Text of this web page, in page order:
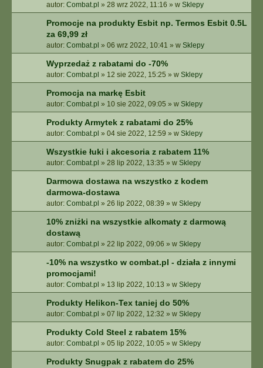
autor: Combat.pl » 28 wrz 2022, 11:16 » w Sklepy
Promocje na produkty Esbit np. Termos Esbit 0.5L
za 69,99 zł
autor: Combat.pl » 06 wrz 2022, 10:41 » w Sklepy
Wyprzedaż z rabatami do -70%
autor: Combat.pl » 12 sie 2022, 15:25 » w Sklepy
Promocja na markę Esbit
autor: Combat.pl » 10 sie 2022, 09:05 » w Sklepy
Produkty Armytek z rabatami do 25%
autor: Combat.pl » 04 sie 2022, 12:59 » w Sklepy
Wszystkie łuki i akcesoria z rabatem 11%
autor: Combat.pl » 28 lip 2022, 13:35 » w Sklepy
Darmowa dostawa na wszystko z kodem
darmowa-dostawa
autor: Combat.pl » 26 lip 2022, 08:39 » w Sklepy
10% zniżki na wszystkie alkomaty z darmową
dostawą
autor: Combat.pl » 22 lip 2022, 09:06 » w Sklepy
-10% na wszystko w combat.pl - działa z innymi
promocjami!
autor: Combat.pl » 13 lip 2022, 10:13 » w Sklepy
Produkty Helikon-Tex taniej do 50%
autor: Combat.pl » 07 lip 2022, 12:32 » w Sklepy
Produkty Cold Steel z rabatem 15%
autor: Combat.pl » 05 lip 2022, 10:05 » w Sklepy
Produkty Snugpak z rabatem do 25%